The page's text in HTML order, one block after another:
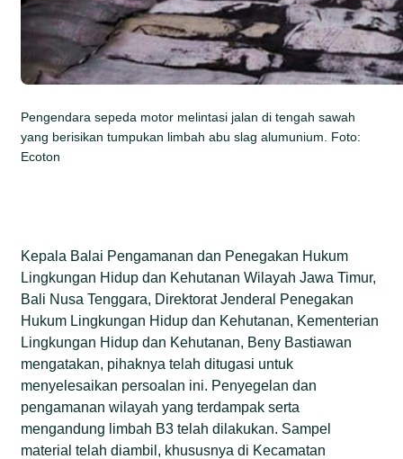
Pengendara sepeda motor melintasi jalan di tengah sawah
yang berisikan tumpukan limbah abu slag alumunium. Foto:
Ecoton
Kepala Balai Pengamanan dan Penegakan Hukum
Lingkungan Hidup dan Kehutanan Wilayah Jawa Timur,
Bali Nusa Tenggara, Direktorat Jenderal Penegakan
Hukum Lingkungan Hidup dan Kehutanan, Kementerian
Lingkungan Hidup dan Kehutanan, Beny Bastiawan
mengatakan, pihaknya telah ditugasi untuk
menyelesaikan persoalan ini. Penyegelan dan
pengamanan wilayah yang terdampak serta
mengandung limbah B3 telah dilakukan. Sampel
material telah diambil, khususnya di Kecamatan